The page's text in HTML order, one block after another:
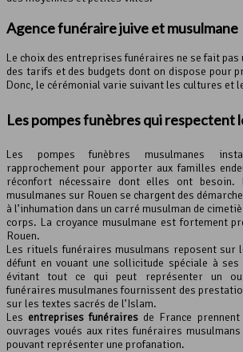
Agence funéraire juive et musulmane
Le choix des entreprises funéraires ne se fait pas
des tarifs et des budgets dont on dispose pour
Donc, le cérémonial varie suivant les cultures et
Les pompes funèbres qui respectent
Les pompes funèbres musulmanes
rapprochement pour apporter aux familles
réconfort nécessaire dont elles ont besoin.
musulmanes sur Rouen se chargent des
à l’inhumation dans un carré musulman de
corps. La croyance musulmane est fortement
Rouen.
Les rituels funéraires musulmans reposent sur
défunt en vouant une sollicitude spéciale à
évitant tout ce qui peut représenter un
funéraires musulmanes fournissent des
sur les textes sacrés de l’Islam.
Les entreprises funéraires de France
ouvrages voués aux rites funéraires
pouvant représenter une profanation.